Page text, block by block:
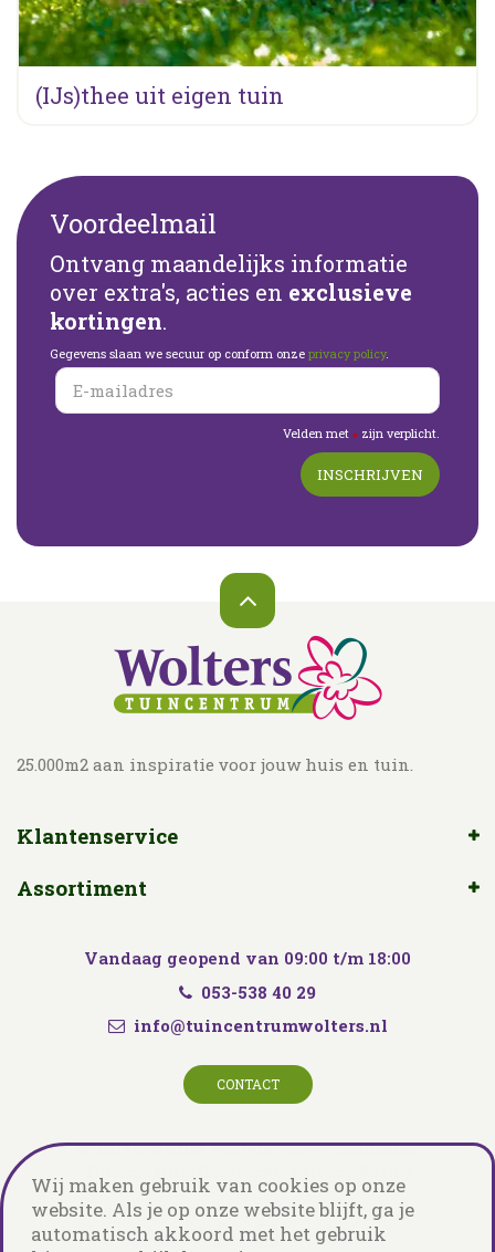
(IJs)thee uit eigen tuin
Voordeelmail
Ontvang maandelijks informatie
over extra's, acties en exclusieve
kortingen.
Gegevens slaan we secuur op conform onze privacy policy.
Velden met * zijn verplicht.
25.000m2 aan inspiratie voor jouw huis en tuin.
Klantenservice
Assortiment
Vandaag geopend van 09:00 t/m 18:00
053-538 40 29
info@tuincentrumwolters.nl
CONTACT
© Tuincentrum Wolters Green Solutions
Wij maken gebruik van cookies op onze
website. Als je op onze website blijft, ga je
automatisch akkoord met het gebruik